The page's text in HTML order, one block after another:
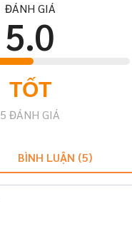
ĐÁNH GIÁ
5.0
TỐT
5 ĐÁNH GIÁ
BÌNH LUẬN (5)